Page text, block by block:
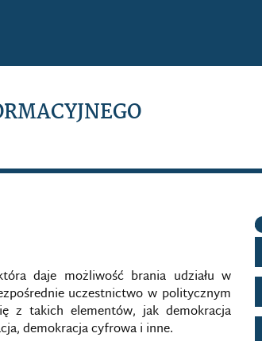
daje możliwość brania udziału w
uczestnictwo w politycznym
z takich elementów, jak demokracja
demokracja cyfrowa i inne.